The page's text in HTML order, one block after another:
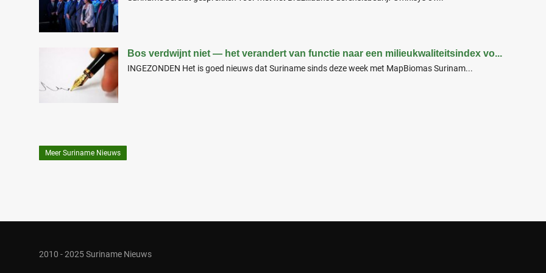
Bos verdwijnt niet — het verandert van functie naar een milieukwaliteitsindex vo...
INGEZONDEN Het is goed nieuws dat Suriname sinds deze week met MapBiomas Surinam...
Meer Suriname Nieuws
2010 - 2025 Suriname Nieuws